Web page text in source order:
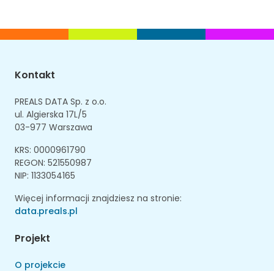
Kontakt
PREALS DATA Sp. z o.o.
ul. Algierska 17L/5
03-977 Warszawa
KRS: 0000961790
REGON: 521550987
NIP: 1133054165
Więcej informacji znajdziesz na stronie:
data.preals.pl
Projekt
O projekcie